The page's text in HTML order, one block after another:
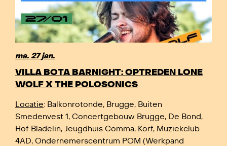
ma. 27 jan.
VILLA BOTA BARNIGHT: OPTREDEN LONE
WOLF X THE POLOSONICS
Locatie: Balkonrotonde, Brugge, Buiten
Smedenvest 1, Concertgebouw Brugge, De Bond,
Hof Bladelin, Jeugdhuis Comma, Korf, Muziekclub
4AD, Ondernemerscentrum POM (Werkpand